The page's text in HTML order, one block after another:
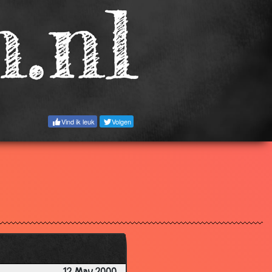
Vind ik leuk Volgen
3.45
3.73
2.08
3.18
3.48